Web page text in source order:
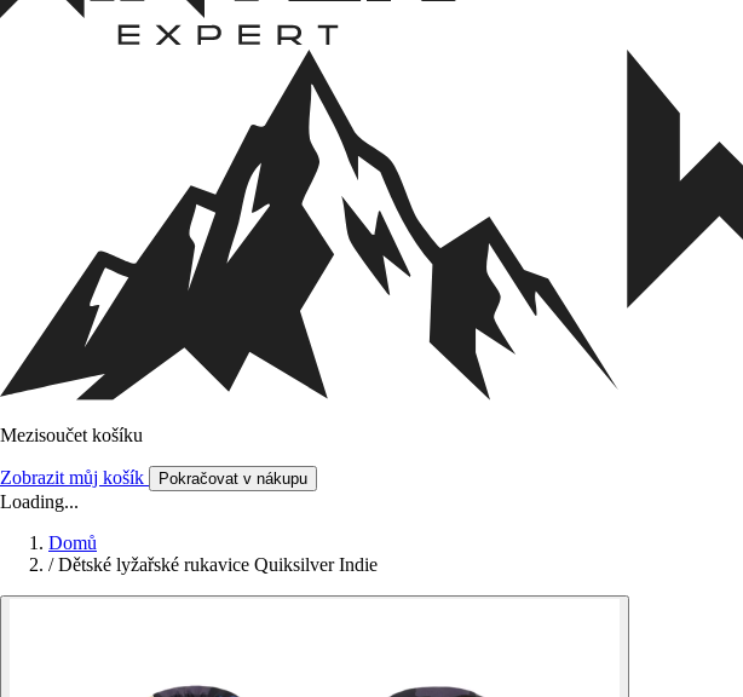
Mezisoučet košíku
Zobrazit můj košík Pokračovat v nákupu
Loading...
Domů
/ Dětské lyžařské rukavice Quiksilver Indie